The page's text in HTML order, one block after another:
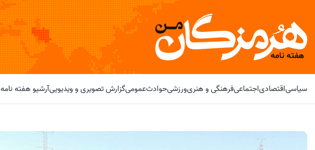
سیاسیاقتصادیاجتماعیفرهنگی و هنریورزشیحوادثعمومیگزارش تصویری و ویدیوییآرشیو هفته نامه